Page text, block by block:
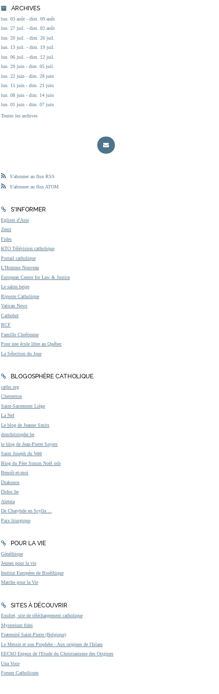
ARCHIVES
lun. 03 août - dim. 09 août
lun. 27 juil. - dim. 02 août
lun. 20 juil. - dim. 26 juil.
lun. 13 juil. - dim. 19 juil.
lun. 06 juil. - dim. 12 juil.
lun. 29 juin - dim. 05 juil.
lun. 22 juin - dim. 28 juin
lun. 15 juin - dim. 21 juin
lun. 08 juin - dim. 14 juin
lun. 01 juin - dim. 07 juin
Toutes les archives
S'abonner au flux RSS
S'abonner au flux ATOM
S'INFORMER
Eglises d'Asie
Zenit
Fides
KTO Télévision catholique
Portail catholique
L'Homme Nouveau
European Centre for Law & Justice
Le salon beige
Riposte Catholique
Vatican News
Cathobel
RCF
Famille Chrétienne
Pour une école libre au Québec
La Sélection du Jour
BLOGOSPHÈRE CATHOLIQUE
catho.org
Chesterton
Saint-Sacrement Liège
La Nef
Le blog de Jeanne Smits
donchristophe.be
le blog de Jean-Pierre Snyers
Saint Joseph du Web
Blog du Père Simon Noël osb
Benoît-et-moi
Diakonos
Didoc.be
Aleteia
De Charybde en Scylla ...
Paix liturgique
POUR LA VIE
Généthique
Jeunes pour la vie
Institut Européen de Bioéthique
Marche pour la Vie
SITES À DÉCOUVRIR
Exultet, site de téléchargement catholique
Mysterium fidei
Fraternité Saint-Pierre (Belgique)
Le Messie et son Prophète - Aux origines de l'Islam
EEChO Enjeux de l'Etude du Christianisme des Origines
Una Voce
Forum Catholicum